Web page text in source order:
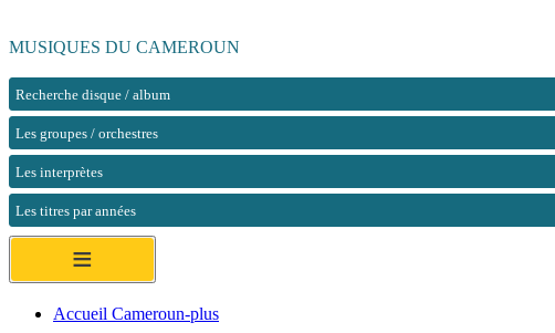
MUSIQUES DU CAMEROUN
Recherche disque / album
Les groupes / orchestres
Les interprètes
Les titres par années
≡
Accueil Cameroun-plus